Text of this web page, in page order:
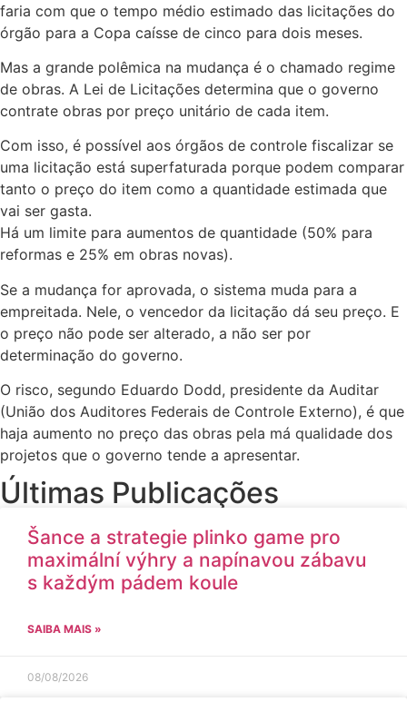
faria com que o tempo médio estimado das licitações do
órgão para a Copa caísse de cinco para dois meses.
Mas a grande polêmica na mudança é o chamado regime
de obras. A Lei de Licitações determina que o governo
contrate obras por preço unitário de cada item.
Com isso, é possível aos órgãos de controle fiscalizar se
uma licitação está superfaturada porque podem comparar
tanto o preço do item como a quantidade estimada que
vai ser gasta.
Há um limite para aumentos de quantidade (50% para
reformas e 25% em obras novas).
Se a mudança for aprovada, o sistema muda para a
empreitada. Nele, o vencedor da licitação dá seu preço. E
o preço não pode ser alterado, a não ser por
determinação do governo.
O risco, segundo Eduardo Dodd, presidente da Auditar
(União dos Auditores Federais de Controle Externo), é que
haja aumento no preço das obras pela má qualidade dos
projetos que o governo tende a apresentar.
Últimas Publicações
Šance a strategie plinko game pro
maximální výhry a napínavou zábavu
s každým pádem koule
SAIBA MAIS »
08/08/2026